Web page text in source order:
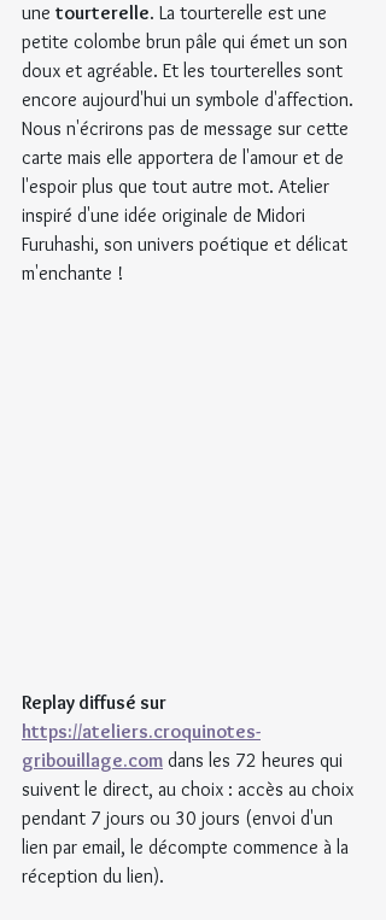
une tourterelle. La tourterelle est une
petite colombe brun pâle qui émet un son
doux et agréable. Et les tourterelles sont
encore aujourd'hui un symbole d'affection.
Nous n'écrirons pas de message sur cette
carte mais elle apportera de l'amour et de
l'espoir plus que tout autre mot. Atelier
inspiré d'une idée originale de Midori
Furuhashi, son univers poétique et délicat
m'enchante !
Replay diffusé sur
https://ateliers.croquinotes-
gribouillage.com dans les 72 heures qui
suivent le direct, au choix : accès au choix
pendant 7 jours ou 30 jours (envoi d'un
lien par email, le décompte commence à la
réception du lien).